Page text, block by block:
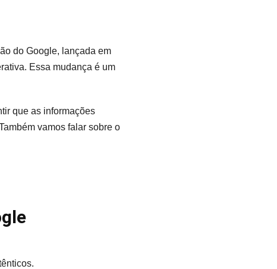
do Google, lançada em
Essa mudança é um
que as informações
vamos falar sobre o